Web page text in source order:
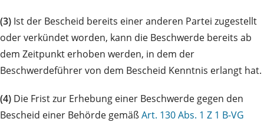
(3) Ist der Bescheid bereits einer anderen Partei zugestellt
oder verkündet worden, kann die Beschwerde bereits ab
dem Zeitpunkt erhoben werden, in dem der
Beschwerdeführer von dem Bescheid Kenntnis erlangt hat.
(4) Die Frist zur Erhebung einer Beschwerde gegen den
Bescheid einer Behörde gemäßArt. 130 Abs. 1 Z 1 B-VG